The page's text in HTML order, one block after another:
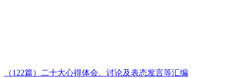
（122篇）二十大心得体会、讨论及表态发言等汇编